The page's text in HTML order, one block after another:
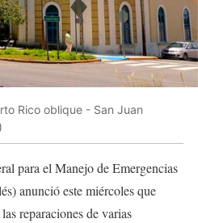
Rico oblique - San Juan
para el Manejo de Emergencias
anunció este miércoles que
reparaciones de varias